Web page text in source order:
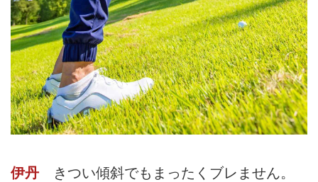
伊丹 きつい傾斜でもまったくブレません。